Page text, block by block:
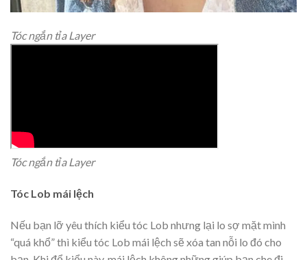
Tóc ngắn tỉa Layer
Tóc ngắn tỉa Layer
Tóc Lob mái lệch
Nếu bạn lỡ yêu thích kiểu tóc Lob nhưng lại lo sợ mặt mình
“quá khổ” thì kiểu tóc Lob mái lệch sẽ xóa tan nỗi lo đó cho